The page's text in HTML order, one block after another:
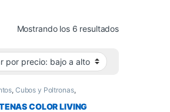
Mostrando los 6 resultadosOrdenado
, Cubos y Poltronas,
Living y Comedor
COLOR LIVING